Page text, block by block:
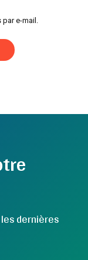
e-mail.
dernières